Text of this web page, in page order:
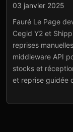
Intégration API
Fauré Le
et
Voir le projet
03 janvier 2025
Fauré Le Page
Cegid Y2 et
reprises
middleware API
stocks et
et reprise guidée